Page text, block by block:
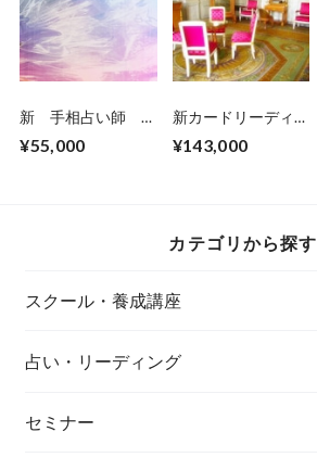
新 手相占い師 基
講座受講参加申し込
¥55,000
新カードリーディン
養成コース・中
¥143,000
カテゴリから探す
スクール・養成講座
占い・リーディング
セミナー